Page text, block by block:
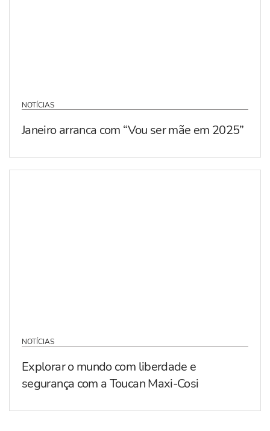
NOTÍCIAS
Janeiro arranca com “Vou ser mãe em 2025”
NOTÍCIAS
Explorar o mundo com liberdade e
segurança com a Toucan Maxi-Cosi